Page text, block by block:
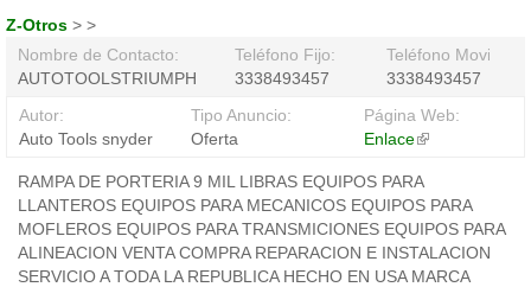
Z-Otros > >
Nombre de Contacto:
AUTOTOOLSTRIUMPH
Teléfono Fijo:
3338493457
Teléfono Movil:
3338493457
Autor:
Auto Tools snyder
Tipo Anuncio:
Oferta
Página Web:
Enlace(link
external)
RAMPA DE PORTERIA 9 MIL LIBRAS EQUIPOS PARA
LLANTEROS EQUIPOS PARA MECANICOS EQUIPOS PARA
MOFLEROS EQUIPOS PARA TRANSMICIONES EQUIPOS PARA
ALINEACION VENTA COMPRA REPARACION E INSTALACION
SERVICIO A TODA LA REPUBLICA HECHO EN USA MARCA